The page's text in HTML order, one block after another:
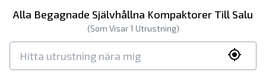
Alla Begagnade Självhållna Kompaktorer Till Salu
(Som Visar1 Utrustning)